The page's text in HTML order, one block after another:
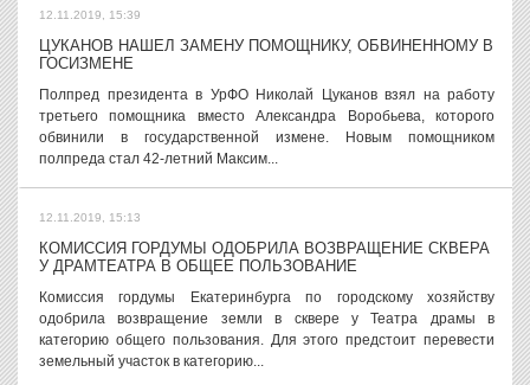
12.11.2019, 15:39
ЦУКАНОВ НАШЕЛ ЗАМЕНУ ПОМОЩНИКУ, ОБВИНЕННОМУ В
ГОСИЗМЕНЕ
Полпред президента в УрФО Николай Цуканов взял на работу
третьего помощника вместо Александра Воробьева, которого
обвинили в государственной измене. Новым помощником
полпреда стал 42-летний Максим...
12.11.2019, 15:13
КОМИССИЯ ГОРДУМЫ ОДОБРИЛА ВОЗВРАЩЕНИЕ СКВЕРА
У ДРАМТЕАТРА В ОБЩЕЕ ПОЛЬЗОВАНИЕ
Комиссия гордумы Екатеринбурга по городскому хозяйству
одобрила возвращение земли в сквере у Театра драмы в
категорию общего пользования. Для этого предстоит перевести
земельный участок в категорию...